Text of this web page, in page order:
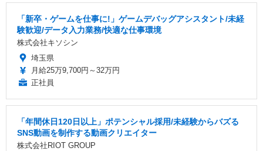
「新卒・ゲームを仕事に!」ゲームデバッグアシスタント/未経
験歓迎/データ入力業務/快適な仕事環境
株式会社キソシン
埼玉県
月給25万9,700円～32万円
正社員
「年間休日120日以上」ポテンシャル採用/未経験からバズる
SNS動画を制作する動画クリエイター
株式会社RIOT GROUP